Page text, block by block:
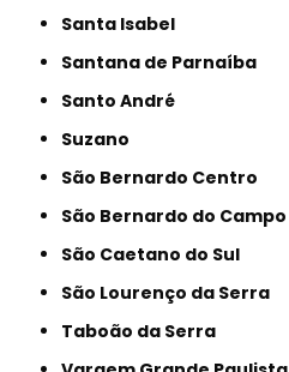
Santa Isabel
Santana de Parnaíba
Santo André
Suzano
São Bernardo Centro
São Bernardo do Campo
São Caetano do Sul
São Lourenço da Serra
Taboão da Serra